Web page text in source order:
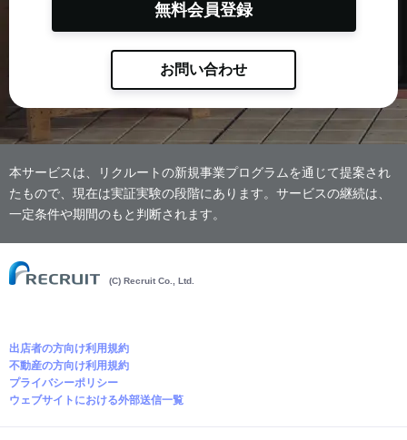
無料会員登録
お問い合わせ
本サービスは、リクルートの新規事業プログラムを通じて提案され
たもので、現在は実証実験の段階にあります。サービスの継続は、
一定条件や期間のもと判断されます。
(C) Recruit Co., Ltd.
出店者の方向け利用規約
不動産の方向け利用規約
プライバシーポリシー
ウェブサイトにおける外部送信一覧